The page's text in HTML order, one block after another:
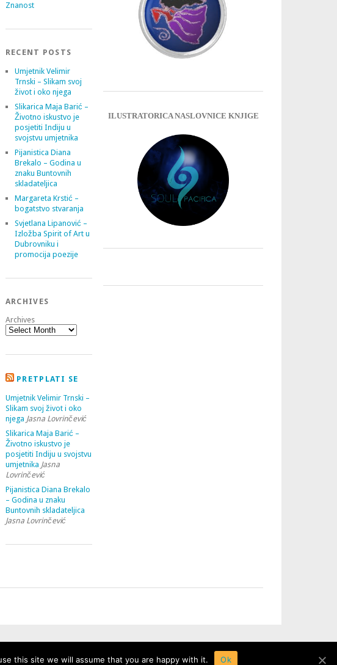
Znanost
RECENT POSTS
Umjetnik Velimir
Trnski – Slikam svoj
život i oko njega
Slikarica Maja Barić –
Životno iskustvo je
posjetiti Indiju u
svojstvu umjetnika
Pijanistica Diana
Brekalo – Godina u
znaku Buntovnih
skladateljica
Margareta Krstić –
bogatstvo stvaranja
Svjetlana Lipanović –
Izložba Spirit of Art u
Dubrovniku i
promocija poezije
ARCHIVES
Archives
PRETPLATI SE
Umjetnik Velimir Trnski –
Slikam svoj život i oko
njega Jasna Lovrinčević
Slikarica Maja Barić –
Životno iskustvo je
posjetiti Indiju u svojstvu
umjetnika Jasna
Lovrinčević
Pijanistica Diana Brekalo
– Godina u znaku
Buntovnih skladateljica
Jasna Lovrinčević
ILUSTRATORICA NASLOVNICE KNJIGE
vorbehalten.
this site we will assume that you are happy with it. Ok